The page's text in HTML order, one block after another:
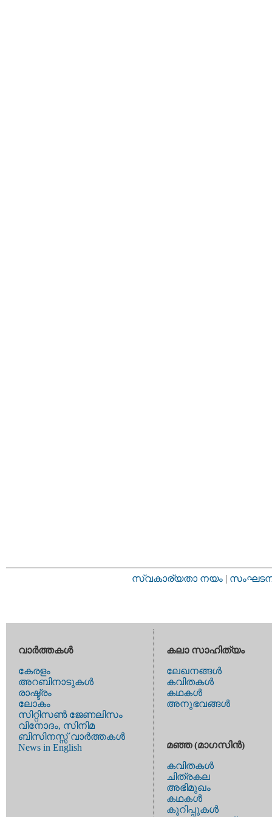
സ്വകാര്യതാ നയം |
വാര്‍ത്തകള്‍
കേരളം
അറബിനാടുകള്‍
രാഷ്ട്രം
ലോകം
സിറ്റിസണ്‍ ജേണലിസം
വിനോദം, സിനിമ
ബിസിനസ്സ് വാര്‍ത്തകള്‍
News in English
കലാ സാഹിത്യം
ലേഖനങ്ങള്‍
കവിതകള്‍
കഥകള്‍
അനുഭവങ്ങള്‍
മഞ്ഞ (മാഗസിന്‍)
കവിതകള്‍
ചിത്രകല
അഭിമുഖം
കഥകള്‍
കുറിപ്പുകള്‍